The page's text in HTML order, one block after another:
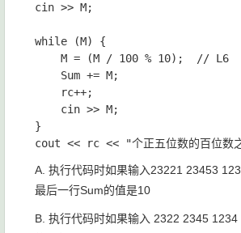
cin >> M;
while (M) {
}
A. 执行代码时如果输入23221 23453
最后一行Sum的值是10
B. 执行代码时如果输入 2322 2345 1234